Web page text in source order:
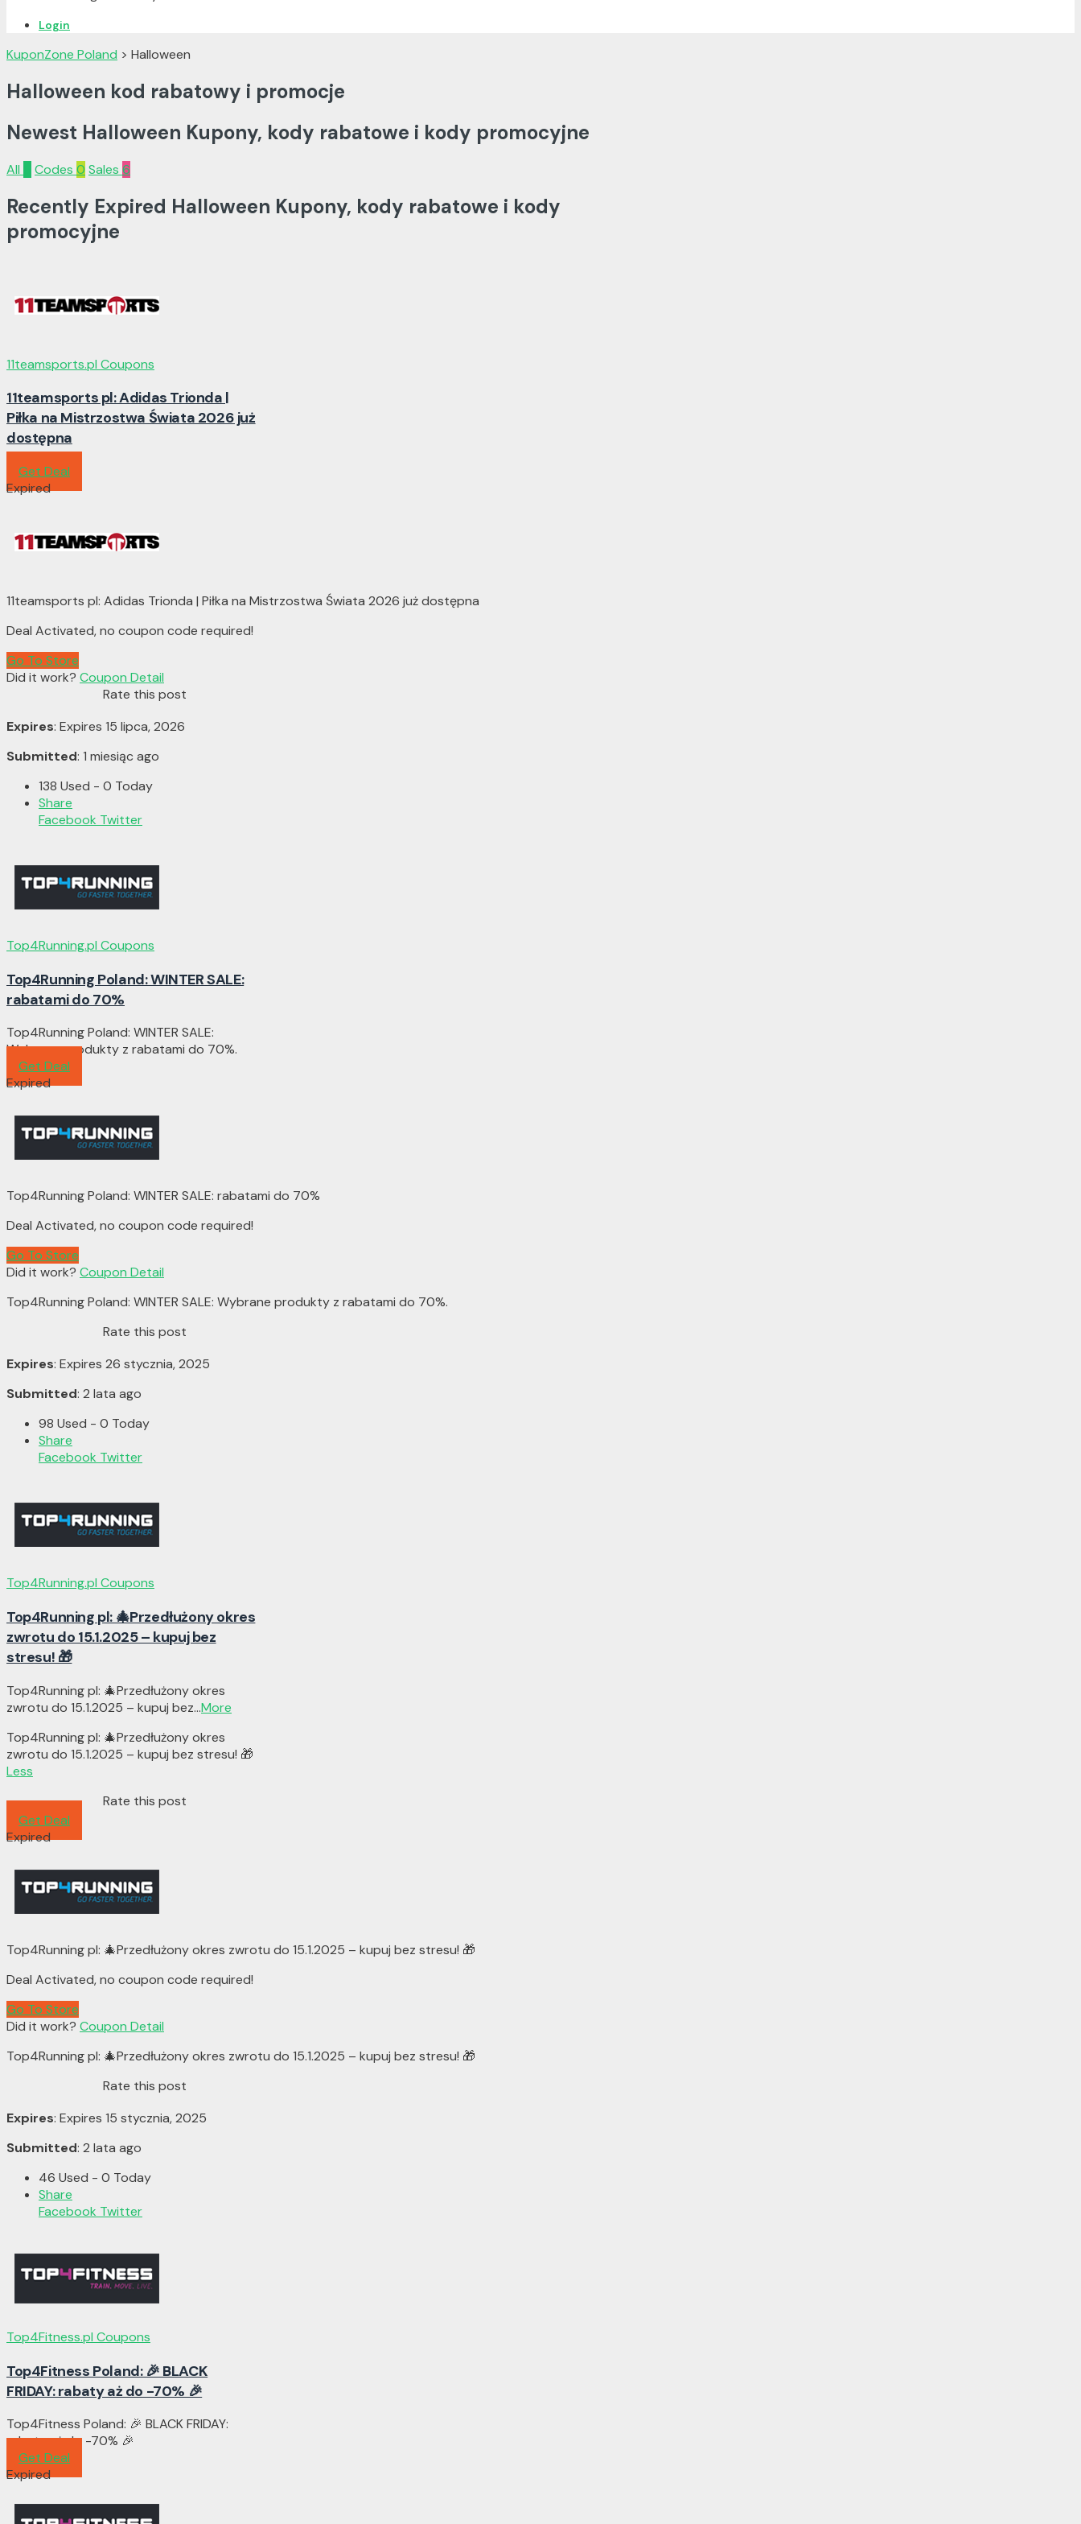
Login
KuponZone Poland > Halloween
Halloween kod rabatowy i promocje
Newest Halloween Kupony, kody rabatowe i kody promocyjne
All Codes 0 Sales 6
Recently Expired Halloween Kupony, kody rabatowe i kody
promocyjne
11teamsports.pl Coupons
11teamsports pl: Adidas Trionda |
Piłka na Mistrzostwa Świata 2026 już
dostępna
Get Deal
Expired
11teamsports pl: Adidas Trionda | Piłka na Mistrzostwa Świata 2026 już dostępna
Deal Activated, no coupon code required!
Go To Store
Did it work? Coupon Detail
Rate this post
Expires: Expires 15 lipca, 2026
Submitted: 1 miesiąc ago
138 Used - 0 Today
Share
Facebook Twitter
Top4Running.pl Coupons
Top4Running Poland: WINTER SALE:
rabatami do 70%
Top4Running Poland: WINTER SALE:
Wybrane produkty z rabatami do 70%.
Get Deal
Expired
Top4Running Poland: WINTER SALE: rabatami do 70%
Deal Activated, no coupon code required!
Go To Store
Did it work? Coupon Detail
Top4Running Poland: WINTER SALE: Wybrane produkty z rabatami do 70%.
Rate this post
Expires: Expires 26 stycznia, 2025
Submitted: 2 lata ago
98 Used - 0 Today
Share
Facebook Twitter
Top4Running.pl Coupons
Top4Running pl: 🎄Przedłużony okres
zwrotu do 15.1.2025 – kupuj bez
stresu! 🎁
Top4Running pl: 🎄Przedłużony okres
zwrotu do 15.1.2025 – kupuj bez...More
Top4Running pl: 🎄Przedłużony okres
zwrotu do 15.1.2025 – kupuj bez stresu! 🎁
Less
Rate this post
Get Deal
Expired
Top4Running pl: 🎄Przedłużony okres zwrotu do 15.1.2025 – kupuj bez stresu! 🎁
Deal Activated, no coupon code required!
Go To Store
Did it work? Coupon Detail
Top4Running pl: 🎄Przedłużony okres zwrotu do 15.1.2025 – kupuj bez stresu! 🎁
Rate this post
Expires: Expires 15 stycznia, 2025
Submitted: 2 lata ago
46 Used - 0 Today
Share
Facebook Twitter
Top4Fitness.pl Coupons
Top4Fitness Poland: 🎉 BLACK
FRIDAY: rabaty aż do -70% 🎉
Top4Fitness Poland: 🎉 BLACK FRIDAY:
rabaty aż do -70% 🎉
Get Deal
Expired